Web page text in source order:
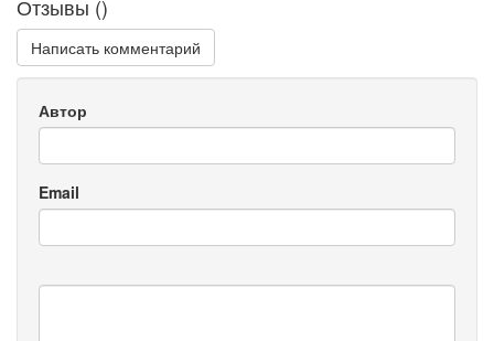
Отзывы ()
Написать комментарий
Автор
Email